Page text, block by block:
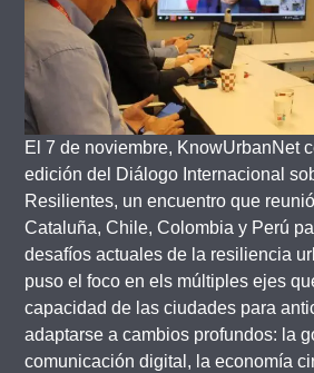
El 7 de noviembre, KnowUrbanNet
edición del Diálogo Internacional
Resilientes, un encuentro que
Cataluña, Chile, Colombia y Perú
desafíos actuales de la resiliencia
puso el foco en els múltiples ejes
capacidad de las ciudades para
adaptarse a cambios profundos: la
comunicación digital, la economía